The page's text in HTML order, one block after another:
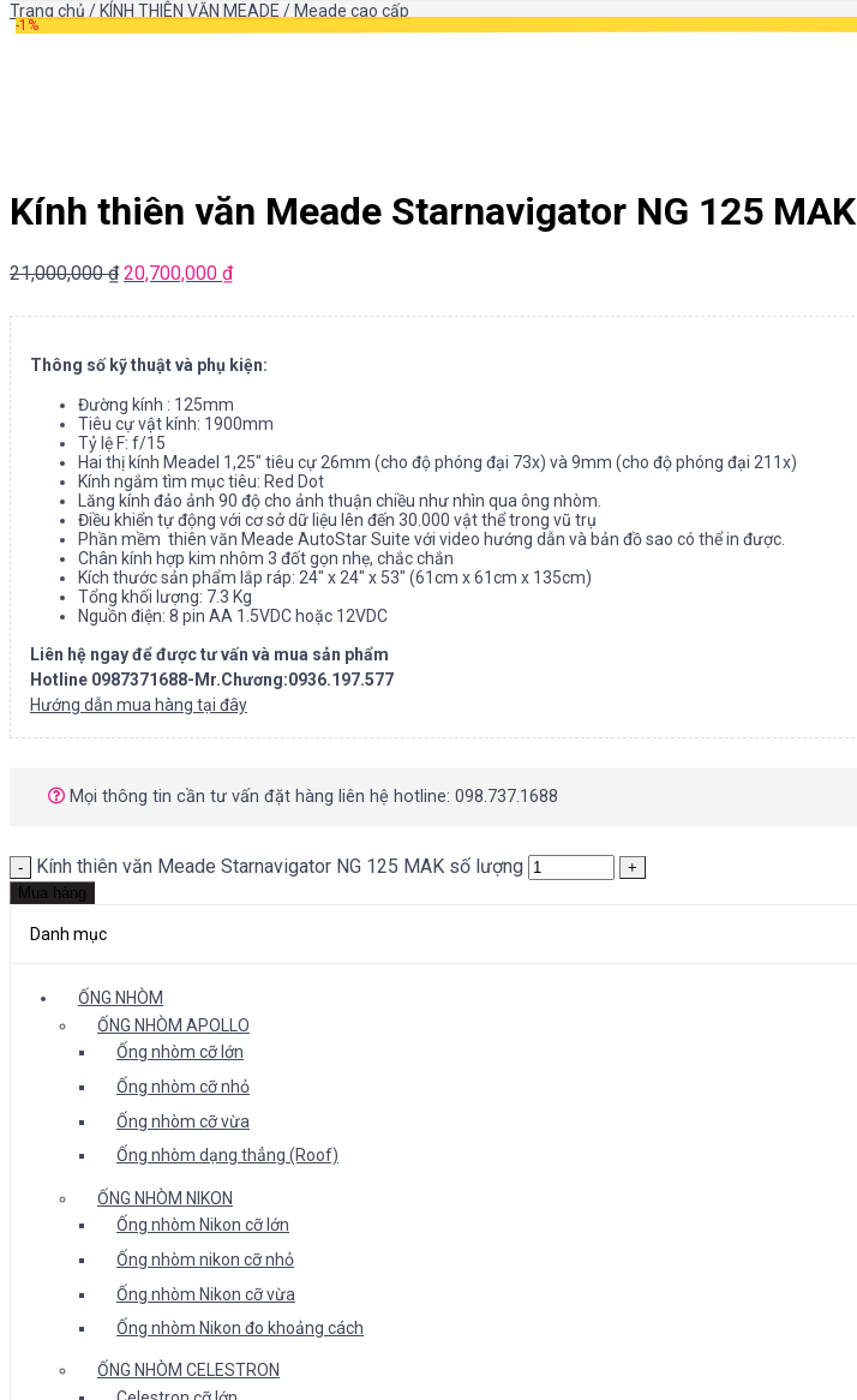
Trang chủ / KÍNH THIÊN VĂN MEADE / Meade cao cấp
-1%
Kính thiên văn Meade Starnavigator NG 125 MAK
21,000,000₫ 20,700,000 ₫
Thông số kỹ thuật và phụ kiện:
Đường kính : 125mm
Tiêu cự vật kính: 1900mm
Tỷ lệ F: f/15
Hai thị kính Meadel 1,25″ tiêu cự 26mm (cho độ phóng đại 73x) và 9mm (cho độ phóng đại 211x)
Kính ngắm tìm mục tiêu: Red Dot
Lăng kính đảo ảnh 90 độ cho ảnh thuận chiều như nhìn qua ông nhòm.
Điều khiển tự động với cơ sở dữ liệu lên đến 30.000 vật thể trong vũ trụ
Phần mềm thiên văn Meade AutoStar Suite với video hướng dẫn và bản đồ sao có thể in được.
Chân kính hợp kim nhôm 3 đốt gọn nhẹ, chắc chắn
Kích thước sản phẩm lắp ráp: 24″ x 24″ x 53″ (61cm x 61cm x 135cm)
Tổng khối lượng: 7.3 Kg
Nguồn điện: 8 pin AA 1.5VDC hoặc 12VDC
Liên hệ ngay để được tư vấn và mua sản phẩm
Hotline 0987371688-Mr.Chương:0936.197.577
Hướng dẫn mua hàng tại đây
Mọi thông tin cần tư vấn đặt hàng liên hệ hotline: 098.737.1688
Kính thiên văn Meade Starnavigator NG 125 MAK số lượng
Mua hàng
Danh mục
ỐNG NHÒM
ỐNG NHÒM APOLLO
Ống nhòm cỡ lớn
Ống nhòm cỡ nhỏ
Ống nhòm cỡ vừa
Ống nhòm dạng thẳng (Roof)
ỐNG NHÒM NIKON
Ống nhòm Nikon cỡ lớn
Ống nhòm nikon cỡ nhỏ
Ống nhòm Nikon cỡ vừa
Ống nhòm Nikon đo khoảng cách
ỐNG NHÒM CELESTRON